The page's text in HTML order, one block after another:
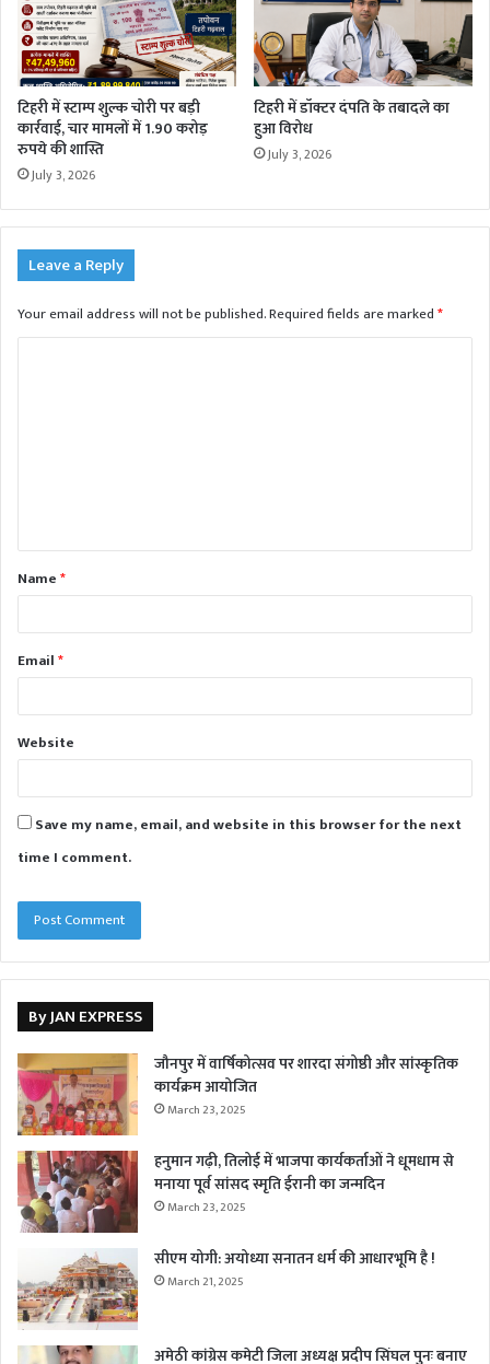
टिहरी में स्टाम्प शुल्क चोरी पर बड़ी
कार्रवाई, चार मामलों में 1.90 करोड़
रुपये की शास्ति
July 3, 2026
टिहरी में डॉक्टर दंपति के तबादले का
हुआ विरोध
July 3, 2026
Leave a Reply
Your email address will not be published.Required fields are marked*
t
*Name*
Email*
Website
Save my name, email, and website in this browser for the next
time I comment.
By JAN EXPRESS
जौनपुर में वार्षिकोत्सव पर शारदा संगोष्ठी और सांस्कृतिक
कार्यक्रम आयोजित
March 23, 2025
हनुमान गढ़ी, तिलोई में भाजपा कार्यकर्ताओं ने धूमधाम से
मनाया पूर्व सांसद स्मृति ईरानी का जन्मदिन
March 23, 2025
सीएम योगी: अयोध्या सनातन धर्म की आधारभूमि है !
March 21, 2025
अमेठी कांग्रेस कमेटी जिला अध्यक्ष प्रदीप सिंघल पुनः बनाए